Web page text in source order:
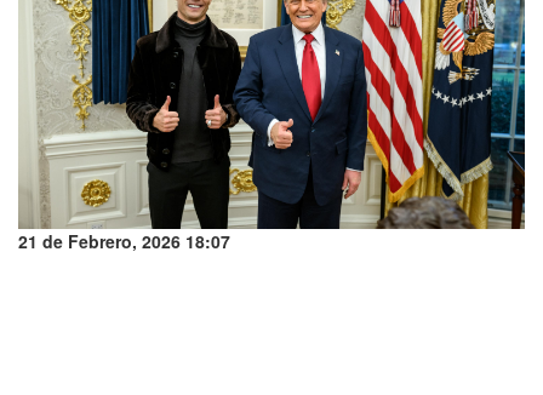
21 de Febrero, 2026 18:07